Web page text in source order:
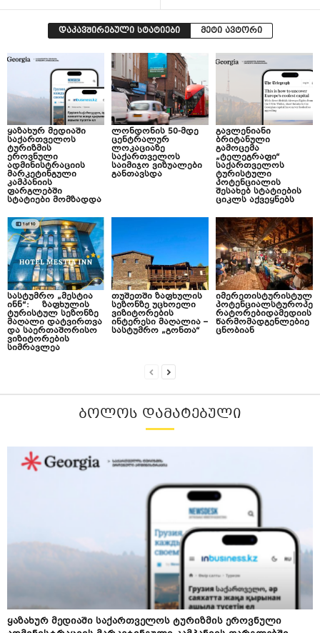
დაკავშირებული სტატიები მეტი ავტორი
ყაზახურ მედიაში
საქართველოს
ტურიზმის
ეროვნული
ადმინისტრაციის
მარკეტინგული
კამპანიის
ფარგლებში
სტატიები მომზადდა
ლონდონის 50-მდე
ცენტრალურ
ლოკაციაზე
საქართველოს
საიმიჯო ვიზუალები
განთავსდა
გავლენიანი
ბრიტანული
გამოცემა
„ტელეგრაფი“
საქართველოს
ტურისტული
პოტენციალის
შესახებ სტატიების
ციკლს აქვეყნებს
სასტუმრო „მესტია
ინნ“: ზაფხულის
ტურისტულ სეზონზე
მაღალი დატვირთვა
და საერთაშორისო
ვიზიტორების
სიმრავლეა
თუშეთში ზაფხულის
სეზონზე უცხოელი
ვიზიტორების
ინტერესი მაღალია –
სასტუმრო „გონთა“
იმერეთისტურისტულ
პოტენციალსტუროპე
რატორებიდამედიის
წარმომადგენლებიე
ცნობიან
ᲑᲝᲚᲝᲡ ᲓᲐᲛᲐᲢᲔᲑᲣᲚᲘ
ყაზახურ მედიაში საქართველოს ტურიზმის ეროვნული